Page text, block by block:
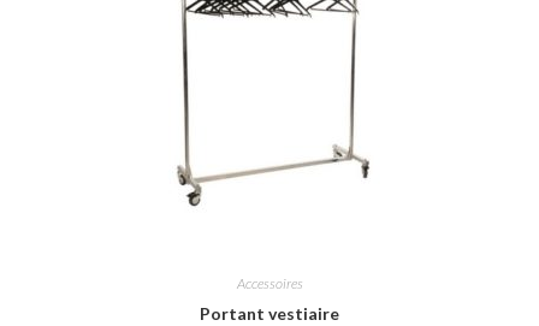
Accessoires
Portant vestiaire